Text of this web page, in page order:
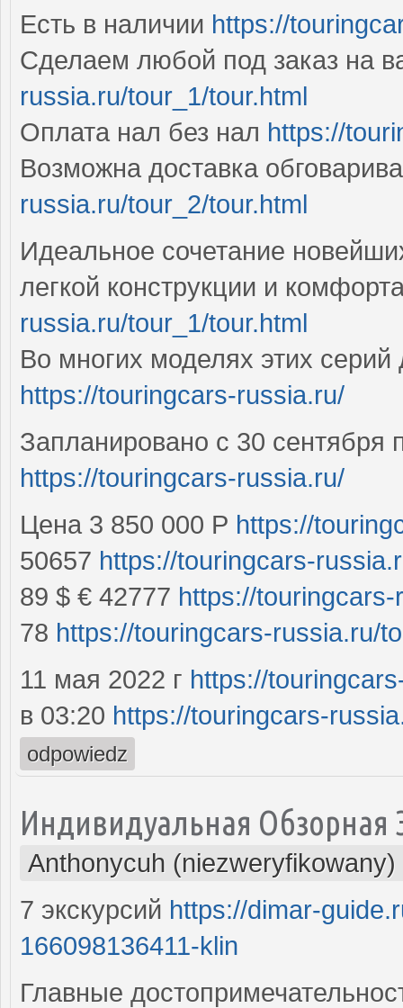
Есть в наличии https://
Сделаем любой под заказ на
russia.ru/tour_1/tour.html
Оплата нал без нал https://
Возможна доставка
russia.ru/tour_2/tour.html
Идеальное сочетание
легкой конструкции и
russia.ru/tour_1/tour.html
Во многих моделях этих
https://touringcars-russia.ru/
Запланировано с 30 сентября
https://touringcars-russia.ru/
Цена 3 850 000 Р https://
50657 https://touringcars-
89 $ € 42777 https://
78 https://touringcars-russia.ru/
11 мая 2022 г https://
в 03:20 https://touringcars-
odpowiedz
Индивидуальная Обзорная
Anthonycuh (niezweryfikowany)
7 экскурсий https://dimar-
166098136411-klin
Главные